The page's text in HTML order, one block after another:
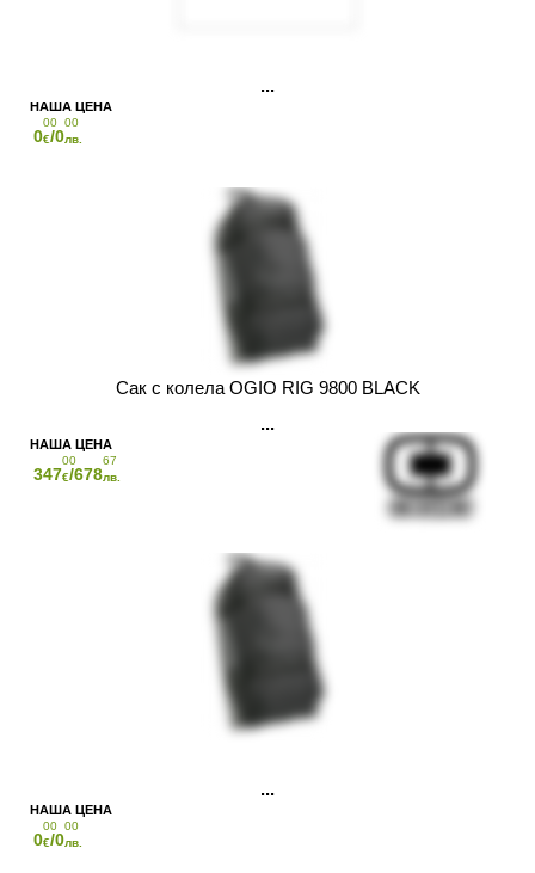
0
00
€/0
00
лв.
Сак с колела OGIO RIG 9800 BLACK
347
00
€/678
67
лв.
0
00
€/0
00
лв.